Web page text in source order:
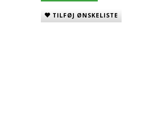
TILFØJ ØNSKELISTE